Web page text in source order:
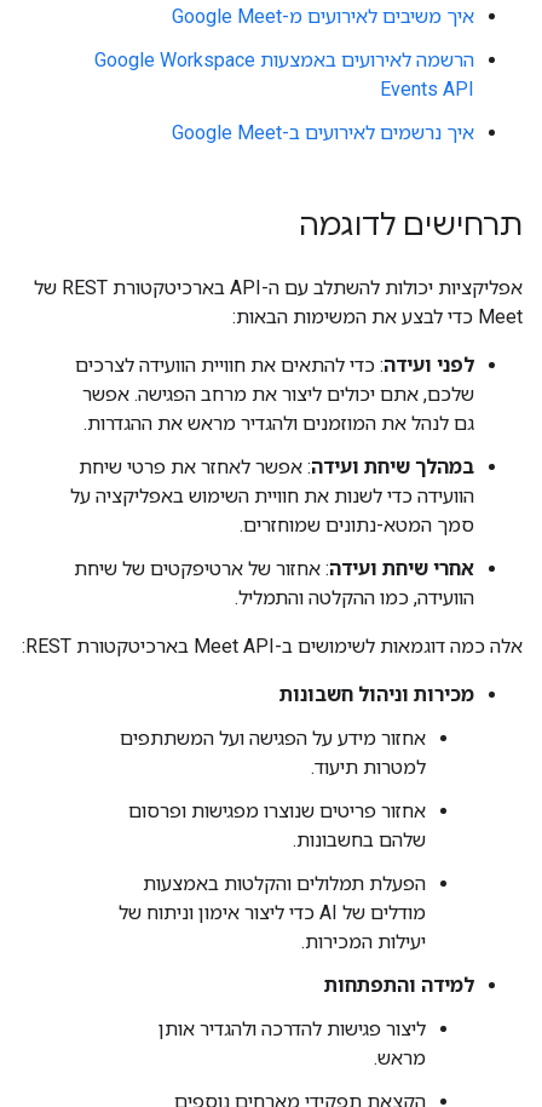
איך משיבים לאירועים מ-Google Meet
הרשמה לאירועים באמצעות Google Workspace
Events API
איך נרשמים לאירועים ב-Google Meet
תרחישים לדוגמה
אפליקציות יכולות להשתלב עם ה-API בארכיטקטורת REST של
Meet כדי לבצע את המשימות הבאות:
לפני ועידה: כדי להתאים את חוויית הוועידה לצרכים
שלכם, אתם יכולים ליצור את מרחב הפגישה. אפשר
גם לנהל את המוזמנים ולהגדיר מראש את ההגדרות.
במהלך שיחת ועידה: אפשר לאחזר את פרטי שיחת
הוועידה כדי לשנות את חוויית השימוש באפליקציה על
סמך המטא-נתונים שמוחזרים.
אחרי שיחת ועידה: אחזור של ארטיפקטים של שיחת
הוועידה, כמו ההקלטה והתמליל.
אלה כמה דוגמאות לשימושים ב-Meet API בארכיטקטורת REST:
מכירות וניהול חשבונות
אחזור מידע על הפגישה ועל המשתתפים
למטרות תיעוד.
אחזור פריטים שנוצרו מפגישות ופרסום
שלהם בחשבונות.
הפעלת תמלולים והקלטות באמצעות
מודלים של AI כדי ליצור אימון וניתוח של
יעילות המכירות.
למידה והתפתחות
ליצור פגישות להדרכה ולהגדיר אותן
מראש.
הקצאת תפקידי מארחים נוספים